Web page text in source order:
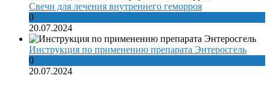
Свечи для лечения внутреннего геморроя
0
20.07.2024
Инструкция по применению препарата Энтеросгель
0
20.07.2024